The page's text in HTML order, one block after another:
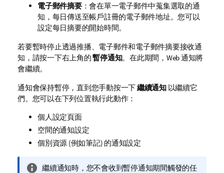
電子郵件摘要：會在單一電子郵件中蒐集選取的通
知，每日傳送至帳戶註冊的電子郵件地址。您可以
設定每日摘要的開始時間。
若要暫時停止透過推播、電子郵件和電子郵件摘要接收通
知，請按一下右上角的暫停通知。在此期間，Web 通知將
會繼續。
通知會保持暫停，直到您手動按一下繼續通知以繼續它
們。您可以在下列位置執行此動作：
個人設定頁面
空間的通知設定
個別資源 (例如筆記) 的通知設定
資
繼續通知時，您不會收到暫停通知期間觸發的任